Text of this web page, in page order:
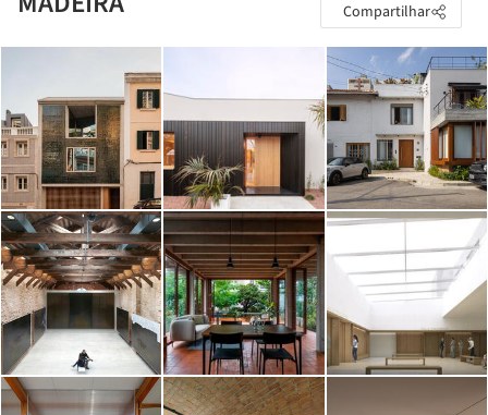
Compartilhar